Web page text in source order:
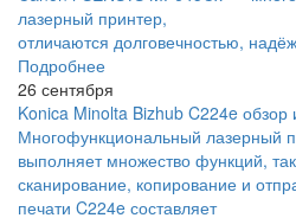
лазерный принтер,
отличаются долговечностью,
Подробнее
26 сентября
Konica Minolta Bizhub C224e обзор
Многофункциональный лазерный
выполняет множество функций,
сканирование, копирование и
печати C224e составляет